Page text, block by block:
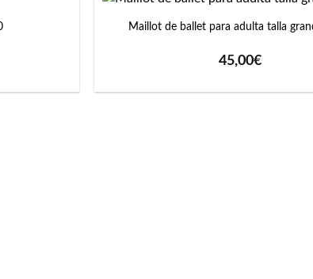
Maillot de ballet para adulta talla
45,00€